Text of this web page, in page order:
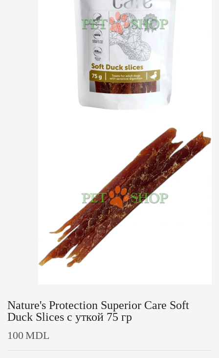
Nature's Protection Superior Care Soft
Duck Slices с уткой 75 гр
100 MDL